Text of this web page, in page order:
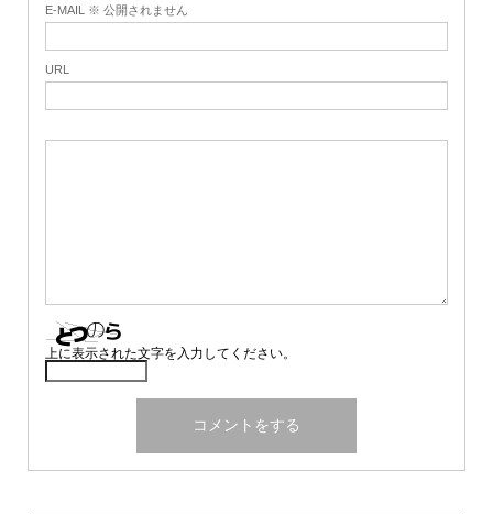
E-MAIL ※ 公開されません
URL
上に表示された文字を入力してください。